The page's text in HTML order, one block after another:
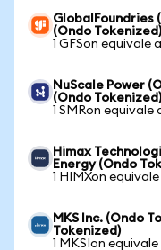
GlobalFoundries
(Ondo Tokenized)
1 GFSon equivale
NuScale Power
(Ondo Tokenized)
1 SMRon
Himax
Energy (Ondo
1 HIMXon
MKS Inc. (Ondo
Tokenized)
1 MKSIon